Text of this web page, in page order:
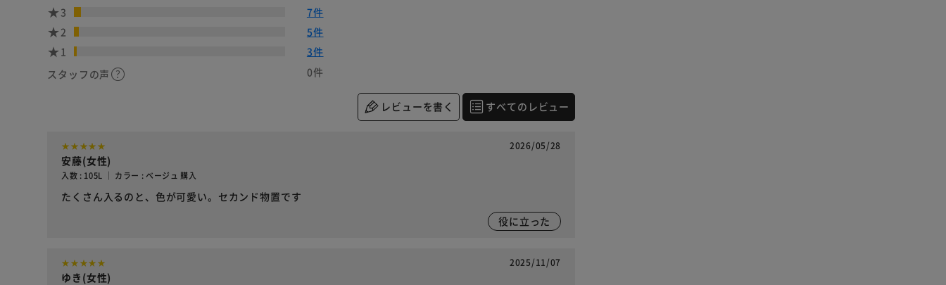
3
7件
2
5件
1
3件
スタッフの声
0件
レビューを書く すべてのレビュー
2026/05/28
安藤(女性)
入数 : 105L ｜ カラー : ベージュ 購入
たくさん入るのと、色が可愛い。セカンド物置です
役に立った
2025/11/07
ゆき(女性)